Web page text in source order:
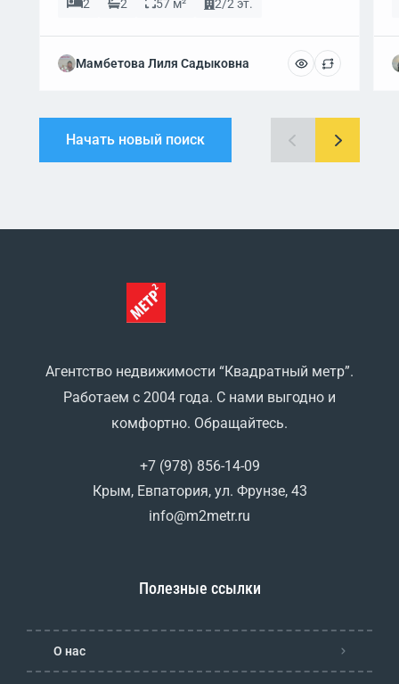
2 2 57 м² 2/2 эт.
Мамбетова Лиля Садыковна
Начать новый поиск
Агентство недвижимости “Квадратный метр”.
Работаем с 2004 года. С нами выгодно и
комфортно. Обращайтесь.
+7 (978) 856-14-09
Крым, Евпатория, ул. Фрунзе, 43
info@m2metr.ru
Полезные ссылки
О нас